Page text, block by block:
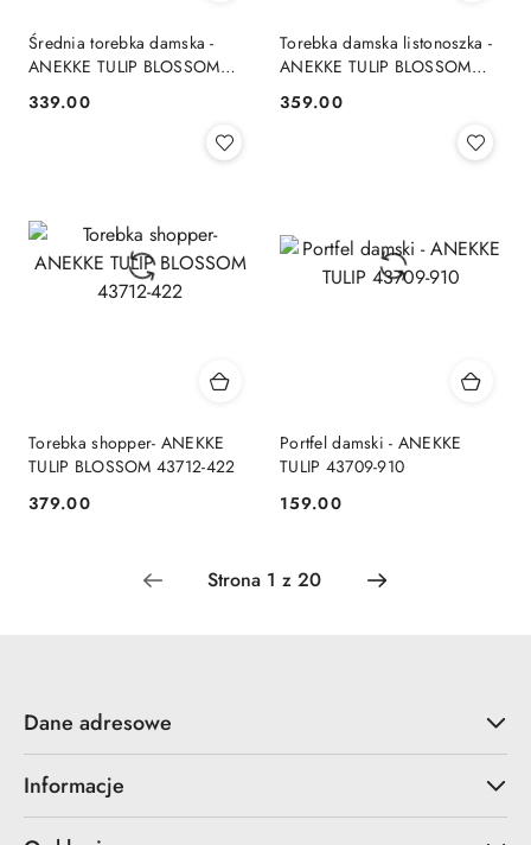
Średnia torebka damska -
ANEKKE TULIP BLOSSOM
Cena:
339.00
Torebka damska listonoszka -
ANEKKE TULIP BLOSSOM
Cena:
359.00
Torebka shopper- ANEKKE
TULIP BLOSSOM 43712-422
Cena:
379.00
Portfel damski - ANEKKE
TULIP 43709-910
Cena:
159.00
Dane adresowe
Informacje